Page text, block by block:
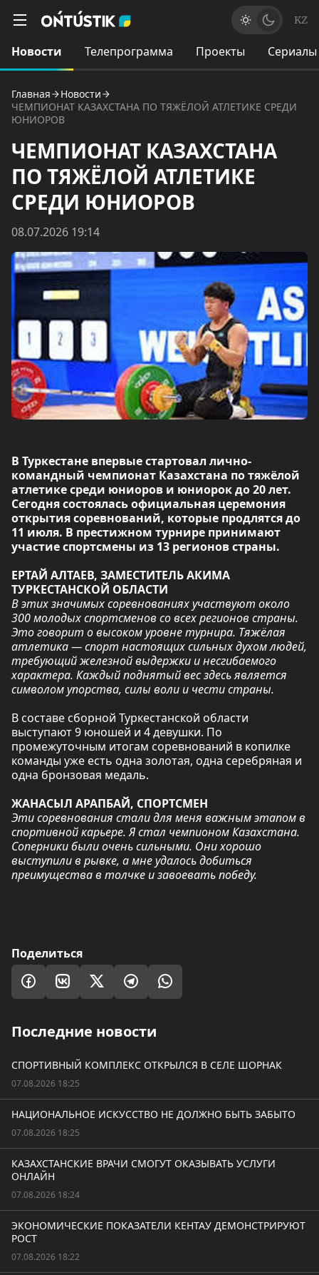
KZ
Новости Телепрограмма Проекты Сериалы
Главная
Новости
ЧЕМПИОНАТ КАЗАХСТАНА ПО ТЯЖЁЛОЙ АТЛЕТИКЕ СРЕДИ
ЮНИОРОВ
ЧЕМПИОНАТ КАЗАХСТАНА
ПО ТЯЖЁЛОЙ АТЛЕТИКЕ
СРЕДИ ЮНИОРОВ
08.07.2026 19:14
В Туркестане впервые стартовал лично-
командный чемпионат Казахстана по тяжёлой
атлетике среди юниоров и юниорок до 20 лет.
Сегодня состоялась официальная церемония
открытия соревнований, которые продлятся до
11 июля. В престижном турнире принимают
участие спортсмены из 13 регионов страны.
ЕРТАЙ АЛТАЕВ, ЗАМЕСТИТЕЛЬ АКИМА
ТУРКЕСТАНСКОЙ ОБЛАСТИ
В этих значимых соревнованиях участвуют около
300 молодых спортсменов со всех регионов страны.
Это говорит о высоком уровне турнира. Тяжёлая
атлетика — спорт настоящих сильных духом людей,
требующий железной выдержки и несгибаемого
характера. Каждый поднятый вес здесь является
символом упорства, силы воли и чести страны.
В составе сборной Туркестанской области
выступают 9 юношей и 4 девушки. По
промежуточным итогам соревнований в копилке
команды уже есть одна золотая, одна серебряная и
одна бронзовая медаль.
ЖАНАСЫЛ АРАПБАЙ, СПОРТСМЕН
Эти соревнования стали для меня важным этапом в
спортивной карьере. Я стал чемпионом Казахстана.
Соперники были очень сильными. Они хорошо
выступили в рывке, а мне удалось добиться
преимущества в толчке и завоевать победу.
Поделиться
Последние новости
СПОРТИВНЫЙ КОМПЛЕКС ОТКРЫЛСЯ В СЕЛЕ ШОРНАК
07.08.2026 18:25
НАЦИОНАЛЬНОЕ ИСКУССТВО НЕ ДОЛЖНО БЫТЬ ЗАБЫТО
07.08.2026 18:25
КАЗАХСТАНСКИЕ ВРАЧИ СМОГУТ ОКАЗЫВАТЬ УСЛУГИ
ОНЛАЙН
07.08.2026 18:24
ЭКОНОМИЧЕСКИЕ ПОКАЗАТЕЛИ КЕНТАУ ДЕМОНСТРИРУЮТ
РОСТ
07.08.2026 18:22